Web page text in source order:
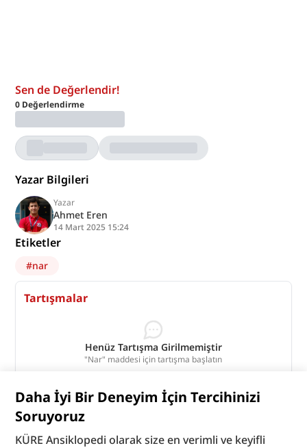
Daha İyi Bir Deneyim İçin Tercihinizi
Soruyoruz
KÜRE Ansiklopedi olarak size en verimli ve keyifli
Sen de Değerlendir!
0 Değerlendirme
Yazar Bilgileri
Yazar
Ahmet Eren
14 Mart 2025 15:24
Etiketler
#nar
Tartışmalar
Henüz Tartışma Girilmemiştir
"Nar" maddesi için tartışma başlatın
Tartışmaları Görüntüle
Bu madde yapay zeka desteği ile üretilmiştir.